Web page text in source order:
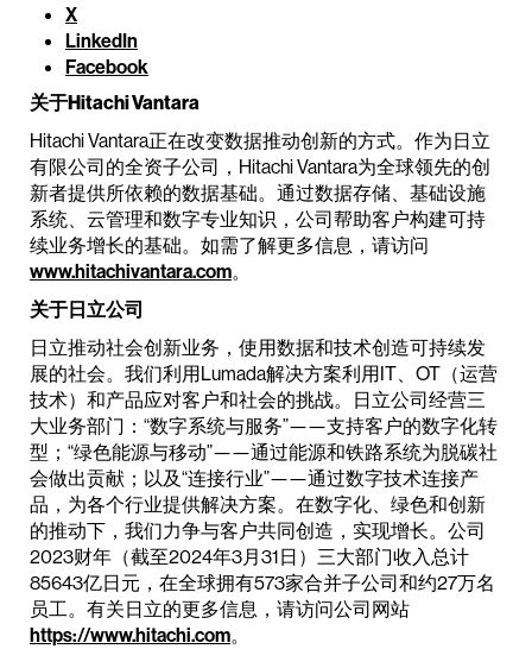
X
LinkedIn
Facebook
关于Hitachi Vantara
Hitachi Vantara正在改变数据推动创新的方式。作为日立
有限公司的全资子公司，Hitachi Vantara为全球领先的创
新者提供所依赖的数据基础。通过数据存储、基础设施
系统、云管理和数字专业知识，公司帮助客户构建可持
续业务增长的基础。如需了解更多信息，请访问
www.hitachivantara.com。
关于日立公司
日立推动社会创新业务，使用数据和技术创造可持续发
展的社会。我们利用Lumada解决方案利用IT、OT（运营
技术）和产品应对客户和社会的挑战。日立公司经营三
大业务部门：“数字系统与服务”——支持客户的数字化转
型；“绿色能源与移动”——通过能源和铁路系统为脱碳社
会做出贡献；以及“连接行业”——通过数字技术连接产
品，为各个行业提供解决方案。在数字化、绿色和创新
的推动下，我们力争与客户共同创造，实现增长。公司
2023财年（截至2024年3月31日）三大部门收入总计
85643亿日元，在全球拥有573家合并子公司和约27万名
员工。有关日立的更多信息，请访问公司网站
https://www.hitachi.com。